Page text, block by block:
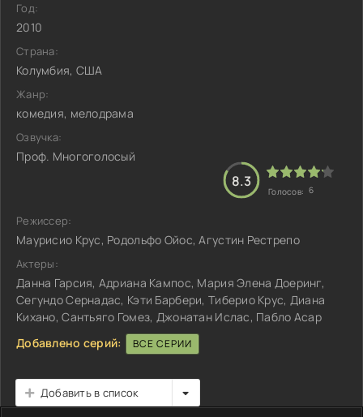
Год:
2010
Страна:
Колумбия, США
Жанр:
комедия, мелодрама
Озвучка:
Проф. Многоголосый
8.3
Голосов: 6
Режиссер:
Маурисио Крус, Родольфо Ойос, Агустин Рестрепо
Актеры:
Данна Гарсия, Адриана Кампос, Мария Элена Доеринг,
Сегундо Сернадас, Кэти Барбери, Тиберио Крус, Диана
Кихано, Сантьяго Гомез, Джонатан Ислас, Пабло Асар
Добавлено серий:
ВСЕ СЕРИИ
Добавить в список